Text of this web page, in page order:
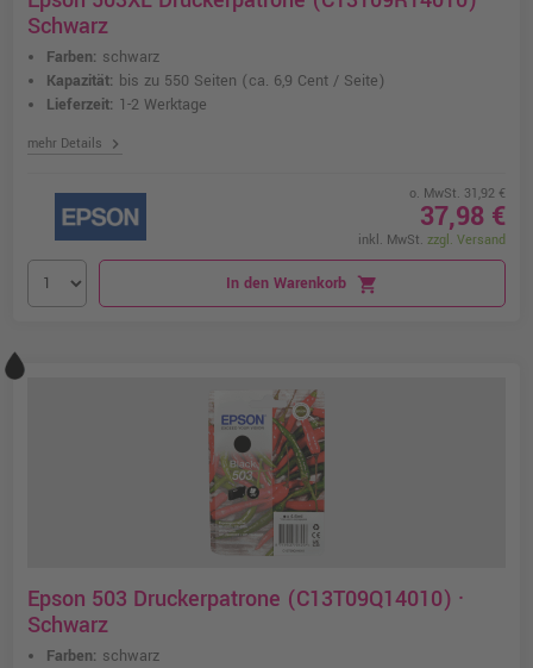
Schwarz
Farben: schwarz
Kapazität: bis zu 550 Seiten (ca. 6,9 Cent / Seite)
Lieferzeit: 1-2 Werktage
mehr Details chevron_right
o. MwSt. 31,92 €
37,98 €
inkl. MwSt. zzgl. Versand
In den Warenkorb shopping_cart
Epson 503 Druckerpatrone (C13T09Q14010) ·
Schwarz
Farben: schwarz